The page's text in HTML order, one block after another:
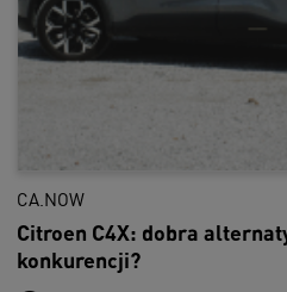
CA.NOW
Citroen C4X: dobra
konkurencji?